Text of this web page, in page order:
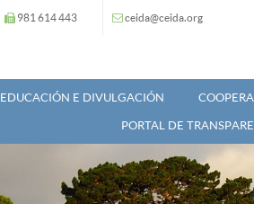
981 614 443 ceida@ceida.org
EDUCACIÓN E DIVULGACIÓN
PORTAL DE